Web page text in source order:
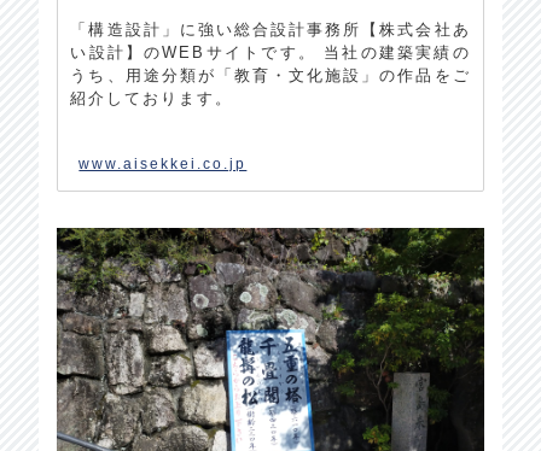
「構造設計」に強い総合設計事務所【株式会社あ
い設計】のWEBサイトです。 当社の建築実績の
うち、用途分類が「教育・文化施設」の作品をご
紹介しております。
www.aisekkei.co.jp